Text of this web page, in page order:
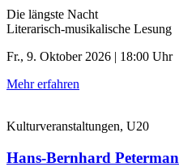
Die längste Nacht
Literarisch-musikalische Lesung
Fr., 9. Oktober 2026 | 18:00 Uhr
Mehr erfahren
Kulturveranstaltungen, U20
Hans-Bernhard Peterman